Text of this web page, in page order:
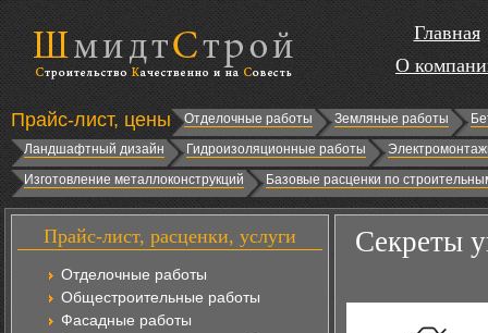
Главная
О
Прайс-лист, цены Отделочные работы Земляные работы
Ландшафтный дизайн
Гидроизоляционные работы
Изготовление металлоконструкций
Базовые расценки по
Прайс-лист, расценки, услуги
Отделочные работы
Общестроительные работы
Фасадные работы
Секреты